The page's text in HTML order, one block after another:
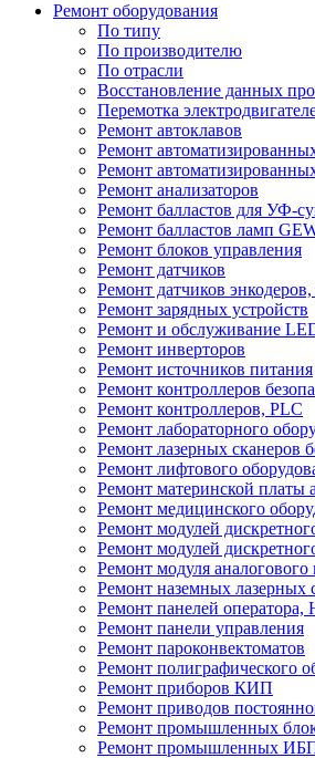
Ремонт оборудования
По типу
По производителю
По отрасли
Восстановление данных
Перемотка
Ремонт автоклавов
Ремонт
Ремонт
Ремонт анализаторов
Ремонт балластов для УФ-
Ремонт балластов ламп
Ремонт блоков управления
Ремонт датчиков
Ремонт датчиков энкодеров,
Ремонт зарядных устройств
Ремонт и обслуживание
Ремонт инверторов
Ремонт источников питания
Ремонт контроллеров
Ремонт контроллеров, PLC
Ремонт лабораторного
Ремонт лазерных сканеров
Ремонт лифтового
Ремонт материнской платы
Ремонт медицинского
Ремонт модулей
Ремонт модулей
Ремонт модуля аналогового
Ремонт наземных лазерных
Ремонт панелей оператора,
Ремонт панели управления
Ремонт пароконвектоматов
Ремонт полиграфического
Ремонт приборов КИП
Ремонт приводов
Ремонт промышленных
Ремонт промышленных